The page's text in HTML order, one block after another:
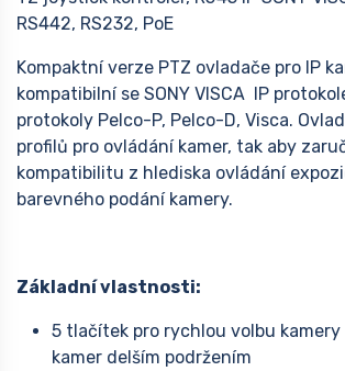
RS442, RS232, PoE
Kompaktní verze PTZ ovladače pro IP
kompatibilní se SONY VISCA IP
protokoly Pelco-P, Pelco-D, Visca.
profilů pro ovládání kamer, tak aby
kompatibilitu z hlediska ovládání
barevného podání kamery.
Základní vlastnosti:
5 tlačítek pro rychlou volbu
kamer delším podržením